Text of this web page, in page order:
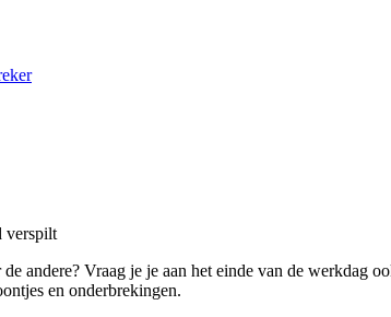
verspilt
andere? Vraag je je aan het einde van de werkdag
en onderbrekingen.